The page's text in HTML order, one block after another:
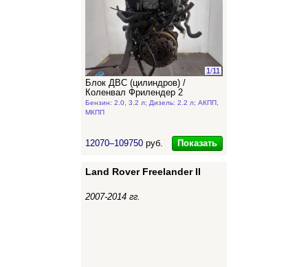
1/11
Блок ДВС (цилиндров) /
Коленвал Фрилендер 2
Бензин: 2.0, 3.2 л; Дизель: 2.2 л; АКПП,
МКПП
12070–109750 руб. Показать
Land Rover Freelander II
2007-2014 гг.